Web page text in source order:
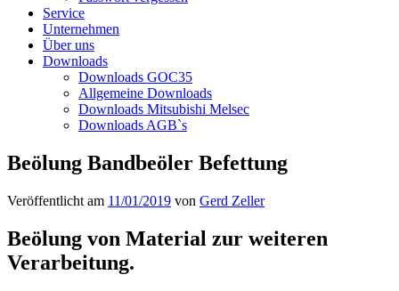
Service
Unternehmen
Über uns
Downloads
Downloads GOC35
Allgemeine Downloads
Downloads Mitsubishi Melsec
Downloads AGB`s
Beölung Bandbeöler Befettung
Veröffentlicht am 11/01/2019 von Gerd Zeller
Beölung von Material zur weiteren
Verarbeitung.